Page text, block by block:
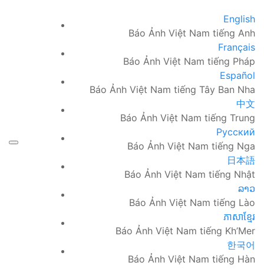
English
Báo Ảnh Việt Nam tiếng Anh
Français
Báo Ảnh Việt Nam tiếng Pháp
Español
Báo Ảnh Việt Nam tiếng Tây Ban Nha
中文
Báo Ảnh Việt Nam tiếng Trung
Русский
Báo Ảnh Việt Nam tiếng Nga
日本語
Báo Ảnh Việt Nam tiếng Nhật
ລາວ
Báo Ảnh Việt Nam tiếng Lào
ភាសាខ្មែរ
Báo Ảnh Việt Nam tiếng Kh’Mer
한국어
Báo Ảnh Việt Nam tiếng Hàn